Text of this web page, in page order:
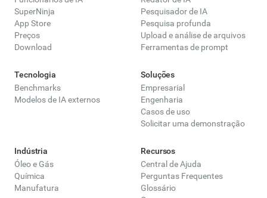
da equipe podem entender rapidamente a lógica e o
fluxo de um projeto. Depuração e otimização — Os
comentários ajudam a identificar problemas e áreas de
melhoria.
SuperNinja
App Store
Preços
Download
Pesquisador de IA
Pesquisa profunda
Upload e análise de arquivos
Ferramentas de prompt
Tecnologia
Benchmarks
Modelos de IA externos
Soluções
Empresarial
Engenharia
Casos de uso
Solicitar uma demonstração
Indústria
Óleo e Gás
Química
Manufatura
Recursos
Central de Ajuda
Perguntas Frequentes
Glossário